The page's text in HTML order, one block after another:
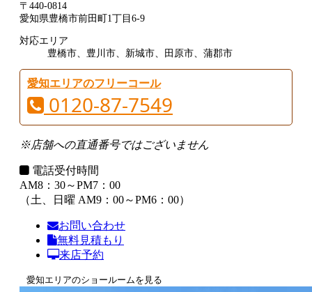
〒440-0814
愛知県豊橋市前田町1丁目6-9
対応エリア
豊橋市、豊川市、新城市、田原市、蒲郡市
愛知エリアのフリーコール
0120-87-7549
※店舗への直通番号ではございません
電話受付時間
AM8：30～PM7：00
（土、日曜 AM9：00～PM6：00）
お問い合わせ
無料見積もり
来店予約
愛知エリアのショールームを見る